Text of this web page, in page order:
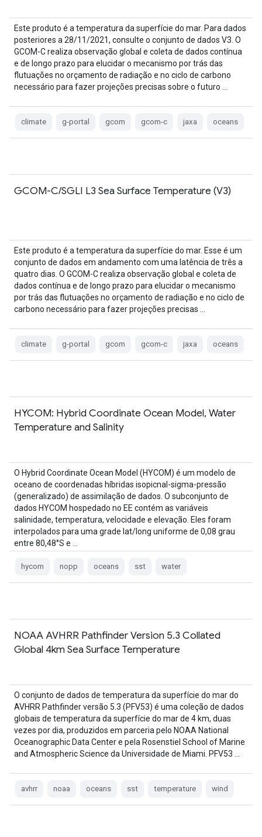
Este produto é a temperatura da superfície do mar. Para dados
posteriores a 28/11/2021, consulte o conjunto de dados V3. O
GCOM-C realiza observação global e coleta de dados contínua
e de longo prazo para elucidar o mecanismo por trás das
flutuações no orçamento de radiação e no ciclo de carbono
necessário para fazer projeções precisas sobre o futuro …
climate g-portal gcom gcom-c jaxa oceans
GCOM-C/SGLI L3 Sea Surface Temperature (V3)
Este produto é a temperatura da superfície do mar. Esse é um
conjunto de dados em andamento com uma latência de três a
quatro dias. O GCOM-C realiza observação global e coleta de
dados contínua e de longo prazo para elucidar o mecanismo
por trás das flutuações no orçamento de radiação e no ciclo de
carbono necessário para fazer projeções precisas …
climate g-portal gcom gcom-c jaxa oceans
HYCOM: Hybrid Coordinate Ocean Model, Water
Temperature and Salinity
O Hybrid Coordinate Ocean Model (HYCOM) é um modelo de
oceano de coordenadas híbridas isopicnal-sigma-pressão
(generalizado) de assimilação de dados. O subconjunto de
dados HYCOM hospedado no EE contém as variáveis
salinidade, temperatura, velocidade e elevação. Eles foram
interpolados para uma grade lat/long uniforme de 0,08 grau
entre 80,48°S e …
hycom nopp oceans sst water
NOAA AVHRR Pathfinder Version 5.3 Collated
Global 4km Sea Surface Temperature
O conjunto de dados de temperatura da superfície do mar do
AVHRR Pathfinder versão 5.3 (PFV53) é uma coleção de dados
globais de temperatura da superfície do mar de 4 km, duas
vezes por dia, produzidos em parceria pelo NOAA National
Oceanographic Data Center e pela Rosenstiel School of Marine
and Atmospheric Science da Universidade de Miami. PFV53 …
avhrr noaa oceans sst temperature wind